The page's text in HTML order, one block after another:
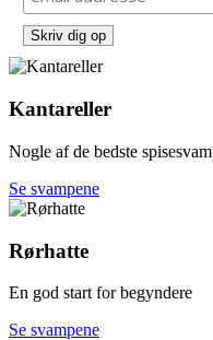
Kantareller
Nogle af de bedste
Se svampene
Rørhatte
En god start for begyndere
Se svampene